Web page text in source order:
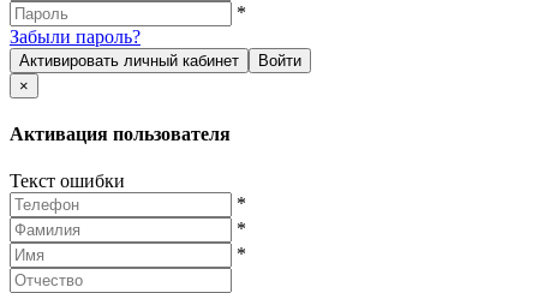
*
Забыли пароль?
Активировать личный кабинет
Войти
×
Активация пользователя
Текст ошибки
*
*
*